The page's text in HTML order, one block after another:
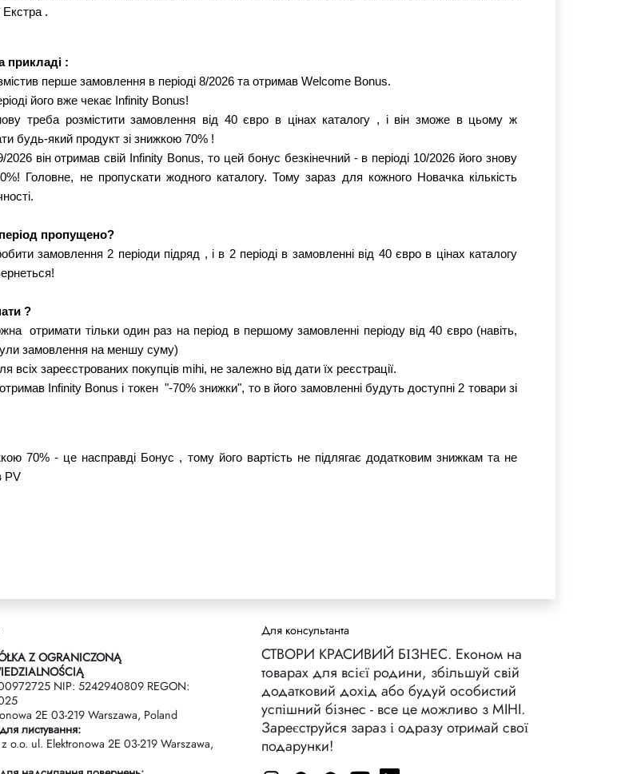
Екстра .
прикладі :
перше замовлення в періоді 8/2026 та отримав Welcome Bonus.
його вже чекає Infinity Bonus!
треба розмістити замовлення від 40 євро в цінах каталогу , і він зможе в цьому ж
будь-який продукт зі знижкою 70% !
2026 він отримав свій Infinity Bonus, то цей бонус безкінечний - в періоді 10/2026 його знову
Головне, не пропускати жодного каталогу. Тому зараз для кожного Новачка кількість
пропущено?
замовлення 2 періоди підряд , і в 2 періоді в замовленні від 40 євро в цінах каталогу
?
отримати тільки один раз на період в першому замовленні періоду від 40 євро (навіть,
замовлення на меншу суму)
всіх зареєстрованих покупців mihi, не залежно від дати їх реєстрації.
Infinity Bonus і токен  "-70% знижки", то в його замовленні будуть доступні 2 товари зі
70% - це насправді Бонус , тому його вартість не підлягає додатковим знижкам та не
PV
Z OGRANICZONĄ
NIP: 5242940809 REGON:
2Е 03-219 Warszawa, Poland
листування:
o.o. ul. Elektronowa 2Е 03-219 Warszawa,
Для консультанта
СТВОРИ КРАСИВИЙ БІЗНЕС. Економ на
товарах для всієї родини, збільшуй свій
додатковий дохід або будуй особистий
успішний бізнес - все це можливо з MIHI.
Зареєструйся зараз і одразу отримай свої
подарунки!